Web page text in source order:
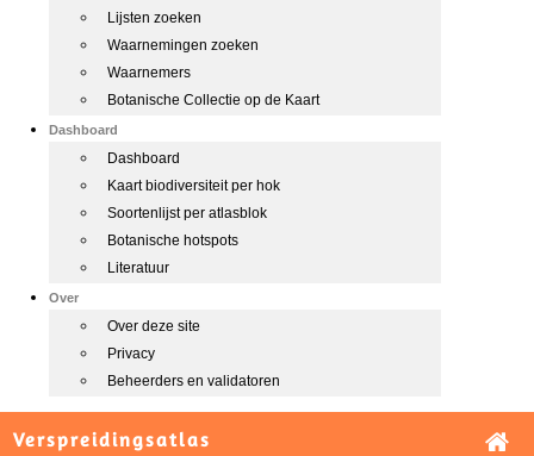
Lijsten zoeken
Waarnemingen zoeken
Waarnemers
Botanische Collectie op de Kaart
Dashboard
Dashboard
Kaart biodiversiteit per hok
Soortenlijst per atlasblok
Botanische hotspots
Literatuur
Over
Over deze site
Privacy
Beheerders en validatoren
Verspreidingsatlas